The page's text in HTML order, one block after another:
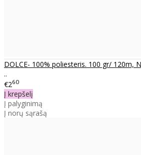
DOLCE- 100% poliesteris. 100 gr/ 120m,
..
€260
Į krepšelį
Į palyginimą
Į norų sąrašą